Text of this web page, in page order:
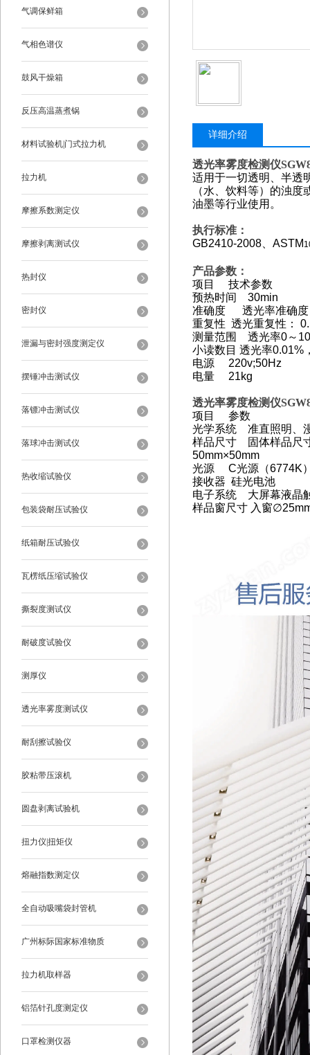
气调保鲜箱
气相色谱仪
鼓风干燥箱
反压高温蒸煮锅
材料试验机|门式拉力机
拉力机
摩擦系数测定仪
摩擦剥离测试仪
热封仪
密封仪
泄漏与密封强度测定仪
摆锤冲击测试仪
落镖冲击测试仪
落球冲击测试仪
热收缩试验仪
包装袋耐压试验仪
纸箱耐压试验仪
瓦楞纸压缩试验仪
撕裂度测试仪
耐破度试验仪
测厚仪
透光率雾度测试仪
耐刮擦试验仪
胶粘带压滚机
圆盘剥离试验机
扭力仪|扭矩仪
熔融指数测定仪
全自动吸嘴袋封管机
广州标际国家标准物质
拉力机取样器
铝箔针孔度测定仪
口罩检测仪器
详细介绍
透光率雾度检测仪
适用于一切透明、半透
（水、饮料等）的浊
油墨等行业使用。
执行标准：
GB2410-2008 、ASTM
产品参数：
项目 技术参数
预热时间 30min
准确度 透光率准确度
重复性 透光重复性：
测量范围 透光率0～
小读数目 透光率0.01%
电源 220v;50Hz
电量 21kg
透光率雾度检测仪
项目 参数
光学系统 准直照明、
样品尺寸 固体样品尺
50mm×50mm
光源 C光源（
接收器 硅光电池
电子系统 大屏幕液晶
样品窗尺寸 入窗∅